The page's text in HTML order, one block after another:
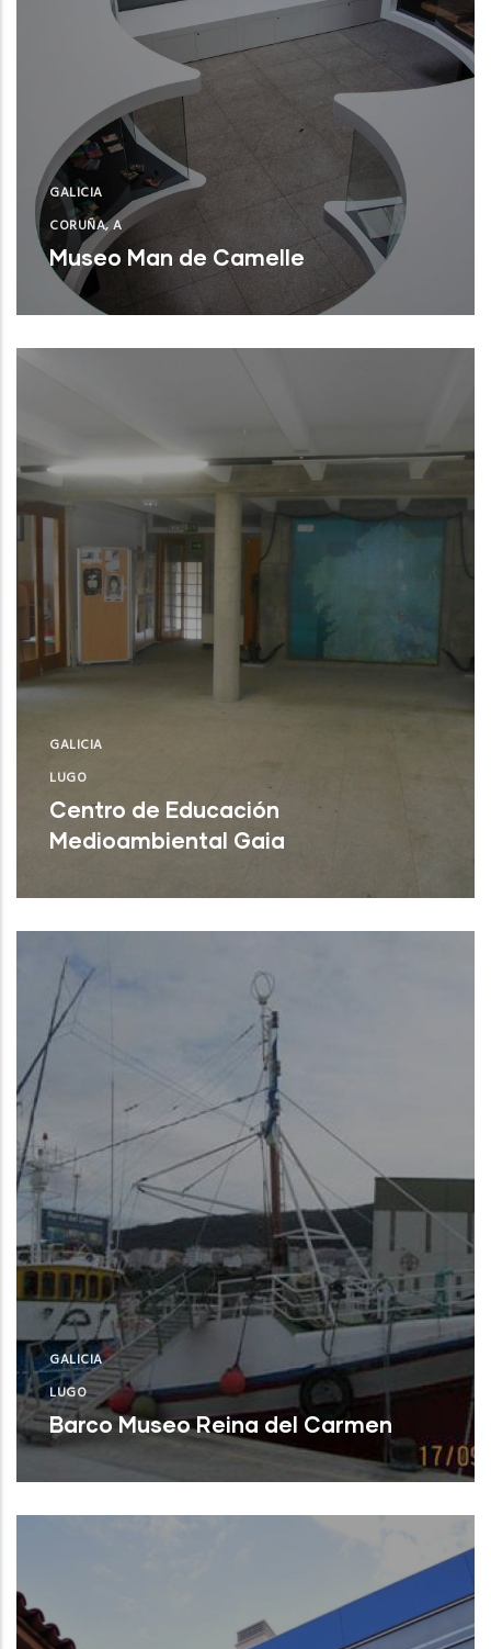
GALICIA
CORUÑA, A
Museo Man de Camelle
Camariñas (A Coruña)
GALICIA
LUGO
Centro de Educación
Medioambiental Gaia
Burela (Lugo)
GALICIA
LUGO
Barco Museo Reina del Carmen
Burela (Lugo)